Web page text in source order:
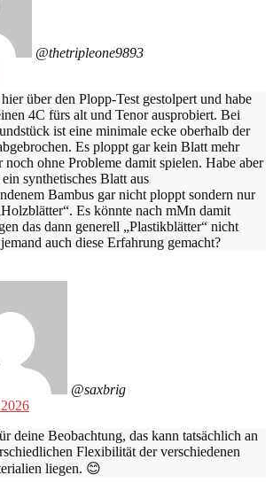
@thetripleone9893
über den Plopp-Test gestolpert und habe
4C fürs alt und Tenor ausprobiert. Bei
ist eine minimale ecke oberhalb der
Es ploppt gar kein Blatt mehr
noch ohne Probleme damit spielen. Habe aber
synthetisches Blatt aus
Bambus gar nicht ploppt sondern nur
Es könnte nach mMn damit
das dann generell „Plastikblätter“ nicht
auch diese Erfahrung gemacht?
@saxbrig
deine Beobachtung, das kann tatsächlich an
Flexibilität der verschiedenen
liegen. 😊